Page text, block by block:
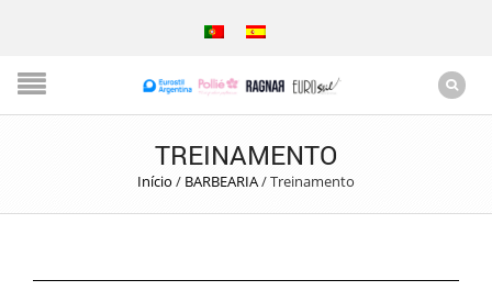
TREINAMENTO
Início / BARBEARIA/Treinamento